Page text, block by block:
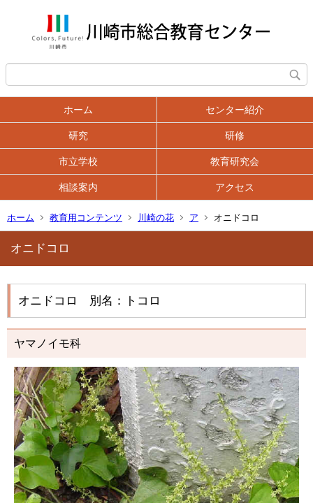
ホーム センター紹介
研究 研修
市立学校 教育研究会
相談案内 アクセス
ホーム 教育用コンテンツ 川崎の花 ア オニドコロ
オニドコロ
オニドコロ 別名：トコロ
ヤマノイモ科